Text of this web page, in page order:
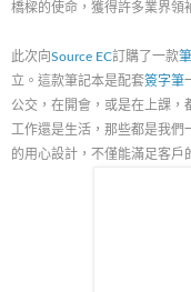
橋樑的使命，獲得許多業界領
此次向Source EC訂購了一款
立。這款筆記本是配套簽字筆
公交，在開會，或是在上課，
工作還是生活，那些都是我們
的用心設計，不僅能滿足客戶